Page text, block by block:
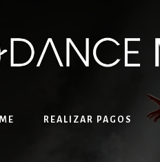
REALIZAR PAGOS